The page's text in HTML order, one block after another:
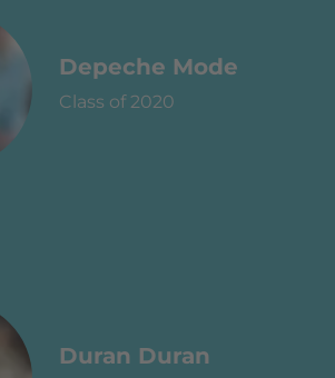
Depeche Mode
Class of 2020
Duran Duran